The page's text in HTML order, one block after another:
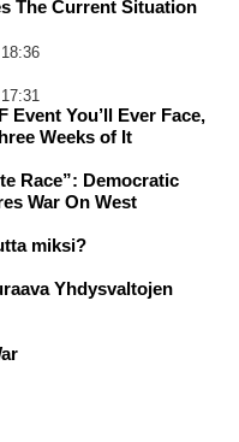
The Current Situation
Event You’ll Ever Face,
Weeks of It
Race”: Democratic
War On West
miksi?
Yhdysvaltojen